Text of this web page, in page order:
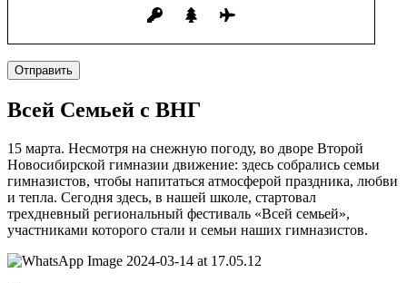
Отправить
Всей Семьей с ВНГ
15 марта. Несмотря на снежную погоду, во дворе Второй
Новосибирской гимназии движение: здесь собрались семьи
гимназистов, чтобы напитаться атмосферой праздника, любви
и тепла. Сегодня здесь, в нашей школе, стартовал
трехдневный региональный фестиваль «Всей семьей»,
участниками которого стали и семьи наших гимназистов.